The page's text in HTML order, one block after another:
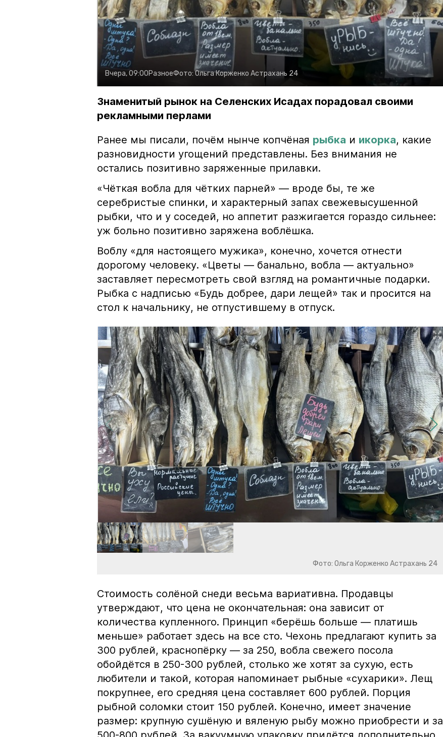
Вчера, 09:00РазноеФото:Ольга Корженко Астрахань 24
Знаменитый рынок на Селенских Исадах порадовал своими
рекламными перлами
Ранее мы писали, почём нынче копчёная рыбка и икорка, какие
разновидности угощений представлены. Без внимания не
остались позитивно заряженные прилавки.
«Чёткая вобла для чётких парней» — вроде бы, те же
серебристые спинки, и характерный запах свежевысушенной
рыбки, что и у соседей, но аппетит разжигается гораздо сильнее:
уж больно позитивно заряжена воблёшка.
Воблу «для настоящего мужика», конечно, хочется отнести
дорогому человеку. «Цветы — банально, вобла — актуально»
заставляет пересмотреть свой взгляд на романтичные подарки.
Рыбка с надписью «Будь добрее, дари лещей» так и просится на
стол к начальнику, не отпустившему в отпуск.
Фото: Ольга Корженко Астрахань 24
Стоимость солёной снеди весьма вариативна. Продавцы
утверждают, что цена не окончательная: она зависит от
количества купленного. Принцип «берёшь больше — платишь
меньше» работает здесь на все сто. Чехонь предлагают купить за
300 рублей, краснопёрку — за 250, вобла свежего посола
обойдётся в 250-300 рублей, столько же хотят за сухую, есть
любители и такой, которая напоминает рыбные «сухарики». Лещ
покрупнее, его средняя цена составляет 600 рублей. Порция
рыбной соломки стоит 150 рублей. Конечно, имеет значение
размер: крупную сушёную и вяленую рыбу можно приобрести и за